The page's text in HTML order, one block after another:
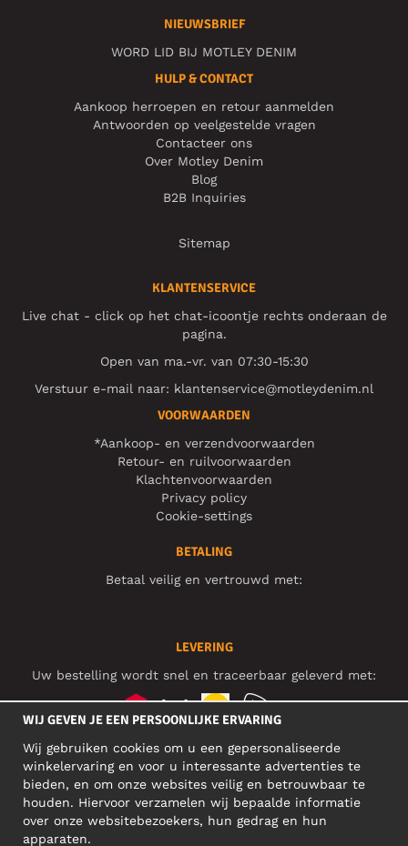
NIEUWSBRIEF
WORD LID BIJ MOTLEY DENIM
HULP & CONTACT
Aankoop herroepen en retour aanmelden
Antwoorden op veelgestelde vragen
Contacteer ons
Over Motley Denim
Blog
B2B Inquiries
Sitemap
KLANTENSERVICE
Live chat - click op het chat-icoontje rechts onderaan de
pagina.
Open van ma.-vr. van 07:30-15:30
Verstuur e-mail naar: klantenservice@motleydenim.nl
VOORWAARDEN
*Aankoop- en verzendvoorwaarden
Retour- en ruilvoorwaarden
Klachtenvoorwaarden
Privacy policy
Cookie-settings
BETALING
Betaal veilig en vertrouwd met:
LEVERING
Uw bestelling wordt snel en traceerbaar geleverd met:
SOCIAL MEDIA
BEDRIJFSADRES
WIJ GEVEN JE EEN PERSOONLIJKE ERVARING
Wij gebruiken cookies om u een gepersonaliseerde
winkelervaring en voor u interessante advertenties te
bieden, en om onze websites veilig en betrouwbaar te
houden. Hiervoor verzamelen wij bepaalde informatie
over onze websitebezoekers, hun gedrag en hun
apparaten.